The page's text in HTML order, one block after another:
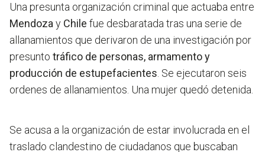
Una presunta organización criminal que actuaba entre
Mendoza y Chile fue desbaratada tras una serie de
allanamientos que derivaron de una investigación por
presunto tráfico de personas, armamento y
producción de estupefacientes . Se ejecutaron seis
ordenes de allanamientos. Una mujer quedó detenida.
Se acusa a la organización de estar involucrada en el
traslado clandestino de ciudadanos que buscaban